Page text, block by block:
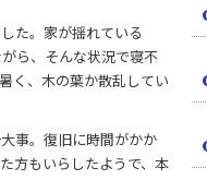
た。家が揺れている
ら、そんな状況で寝不
く、木の葉か散乱してい
事。復旧に時間がかか
方もいらしたようで、本